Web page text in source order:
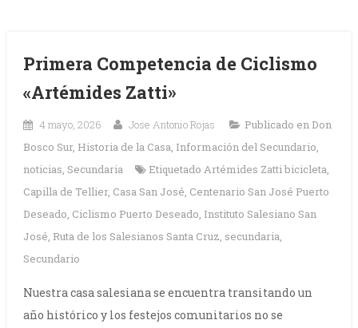
Primera Competencia de Ciclismo
«Artémides Zatti»
4 mayo, 2026 Jose Antonio Rojas Publicado en Don
Bosco Sur, Historia de la Casa, Información del Secundario,
noticias, Secundaria Etiquetado Artémides Zatti bicicleta,
Capilla de Tellier, Casa San José, Centenario San José Puerto
Deseado, Ciclismo Puerto Deseado, Instituto Salesiano San
José, Ruta de los Salesianos Santa Cruz, secundaria,
Secundario
Nuestra casa salesiana se encuentra transitando un
año histórico y los festejos comunitarios no se